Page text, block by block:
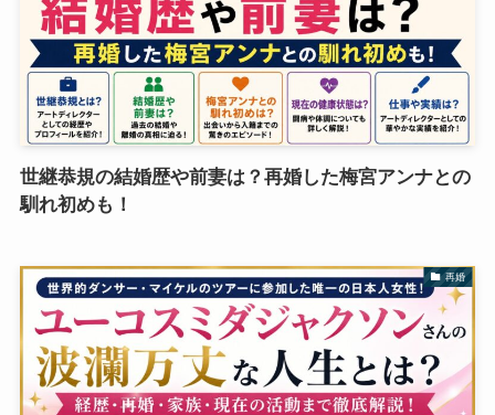
世継恭規の結婚歴や前妻は？再婚した梅宮アンナとの
馴れ初めも！
再婚